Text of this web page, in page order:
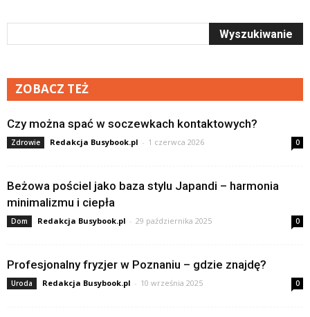
ZOBACZ TEŻ
Czy można spać w soczewkach kontaktowych?
Zdrowie Redakcja Busybook.pl - 1 czerwca 2026 0
Beżowa pościel jako baza stylu Japandi – harmonia
minimalizmu i ciepła
Dom Redakcja Busybook.pl - 29 października 2025 0
Profesjonalny fryzjer w Poznaniu – gdzie znajdę?
Uroda Redakcja Busybook.pl - 10 września 2025 0